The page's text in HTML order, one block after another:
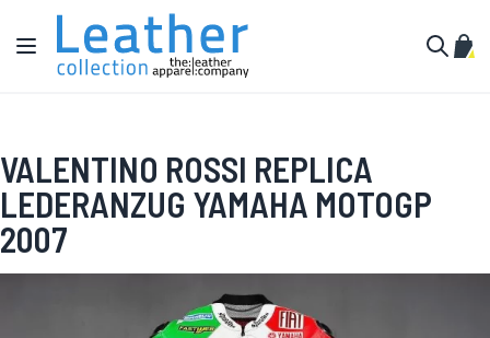
Zum Inhalt springen
Navigation umschalten
VALENTINO ROSSI REPLICA
LEDERANZUG YAMAHA MOTOGP
2007